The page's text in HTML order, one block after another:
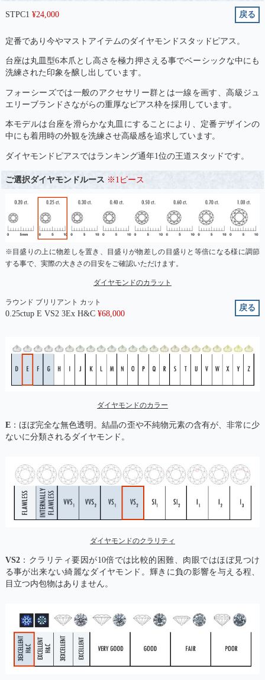
STPC1 ¥24,000 戻る
定番であり今やマストアイテムのダイヤモンドスタッドピアス。
台座は丸皿型6本爪とし高さを極力押さえる事でベーシックな中にも
洗練された印象を醸し出しています。
フォーシーズでは一般のアクセサリー群とは一線を画す、高級ジュ
エリーブランドさながらの重厚なピアス枠を採用しています。
本モデルは台座を滑らかな丸皿にすることにより、定番デザインの
中にも着用時の外観を洗練させ高級感を追求しています。
ダイヤモンドピアスではランキング通年1位の王道スタッドです。
ご選択ダイヤモンドルース ※1ピース
※目盛りの上に物差しを置き、目盛りが物差しの目盛りと等倍になる様に調節
する事で、実際の大きさの目安をご確認いただけます。
ダイヤモンドのカラット
ラウンド ブリリアント カット
0.25ctup E VS2 3Ex H&C ¥68,000
戻る
ダイヤモンドのカラー
E：ほぼ完全な無色透明。結晶の歪や不純物元素の含有が、非常に少
ないに分類されるダイヤモンド。
ダイヤモンドのクラリティ
VS2：クラリティ要因が10倍では比較的困難、肉眼ではほぼ見つけ
る事が出来ない綺麗なダイヤモンド。輝きに負の影響を与える程、
目立つ内包物はありません。